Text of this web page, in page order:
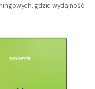
gdzie wydajność